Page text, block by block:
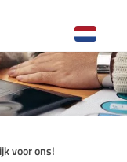
voor ons!